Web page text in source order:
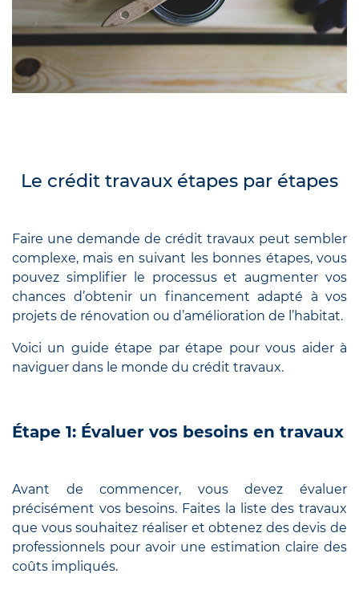
Le crédit travaux étapes par étapes
Faire une demande de crédit travaux peut sembler
complexe, mais en suivant les bonnes étapes, vous
pouvez simplifier le processus et augmenter vos
chances d’obtenir un financement adapté à vos
projets de rénovation ou d’amélioration de l’habitat.
Voici un guide étape par étape pour vous aider à
naviguer dans le monde du crédit travaux.
Étape 1: Évaluer vos besoins en travaux
Avant de commencer, vous devez évaluer
précisément vos besoins. Faites la liste des travaux
que vous souhaitez réaliser et obtenez des devis de
professionnels pour avoir une estimation claire des
coûts impliqués.